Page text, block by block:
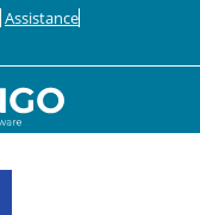
Assistance